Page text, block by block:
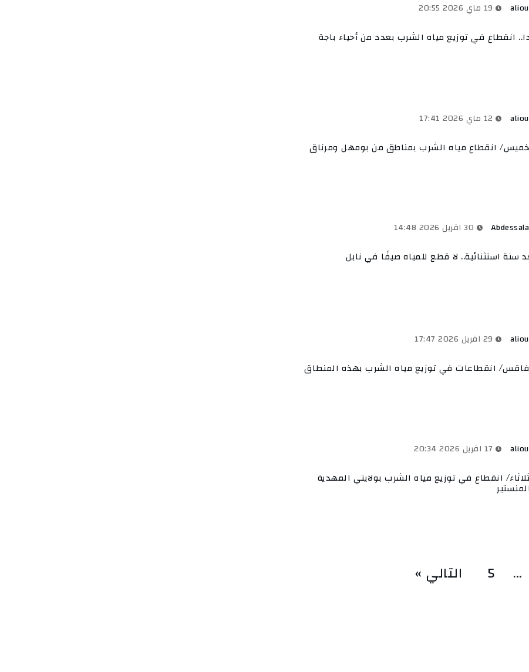
19 ماي 2026 20:55
انقطاع في توزيع مياه الشرب بعدد من أحياء باجة
12 ماي 2026 17:41
انقطاع مياه الشرب بمناطق من بومهل ومرناق
سنة استثنائية.. لا قطع للمياه صيفًا في نابل
29 افريل 2026 17:47
انقطاعات في توزيع مياه الشرب بهذه المنطاق
17 افريل 2026 20:34
انقطاع في توزيع مياه الشرب بولايتي المهدية
…
5 التالي »